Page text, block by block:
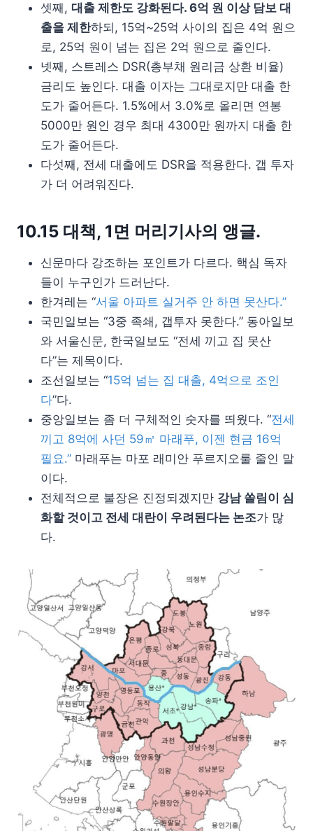
셋째, 대출 제한도 강화된다. 6억 원 이상 담보 대
출을 제한하되, 15억~25억 사이의 집은 4억 원으
로, 25억 원이 넘는 집은 2억 원으로 줄인다.
넷째, 스트레스 DSR(총부채 원리금 상환 비율)
금리도 높인다. 대출 이자는 그대로지만 대출 한
도가 줄어든다. 1.5%에서 3.0%로 올리면 연봉
5000만 원인 경우 최대 4300만 원까지 대출 한
도가 줄어든다.
다섯째, 전세 대출에도 DSR을 적용한다. 갭 투자
가 더 어려워진다.
10.15 대책, 1면 머리기사의 앵글.
신문마다 강조하는 포인트가 다르다. 핵심 독자
들이 누구인가 드러난다.
한겨레는 “서울 아파트 실거주 안 하면 못산다.”
국민일보는 “3중 족쇄, 갭투자 못한다.” 동아일보
와 서울신문, 한국일보도 “전세 끼고 집 못산
다”는 제목이다.
조선일보는 “15억 넘는 집 대출, 4억으로 조인
다”다.
중앙일보는 좀 더 구체적인 숫자를 띄웠다. “전세
끼고 8억에 사던 59㎡ 마래푸, 이젠 현금 16억
필요.” 마래푸는 마포 래미안 푸르지오룰 줄인 말
이다.
전체적으로 불장은 진정되겠지만 강남 쏠림이 심
화할 것이고 전세 대란이 우려된다는 논조가 많
다.